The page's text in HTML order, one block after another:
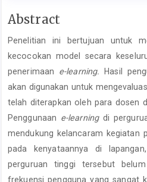
Main
Content
Abstract
Penelitian ini bertujuan untuk
kecocokan model secara
penerimaan e-learning.
Hasil
akan digunakan untuk
telah diterapkan oleh para dosen
Penggunaan e-learningdi
mendukung kelancaram kegiatan
pada kenyataannya di
perguruan tinggi tersebut
frekuensi pengguna yang sangat